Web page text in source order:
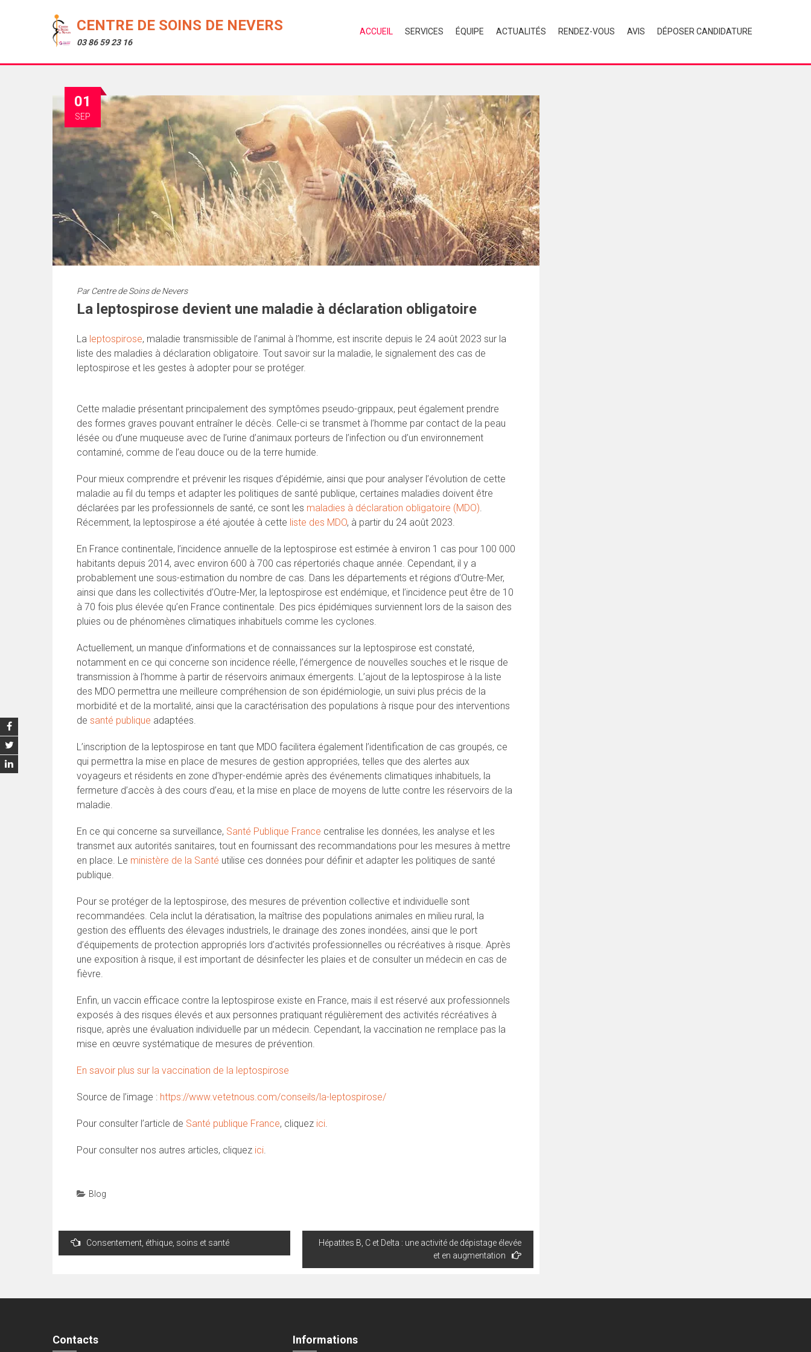
CENTRE DE SOINS DE NEVERS
03 86 59 23 16
ACCUEIL SERVICES ÉQUIPE ACTUALITÉS RENDEZ-VOUS AVIS DÉPOSER CANDIDATURE
01
SEP
ParCentre de Soins de Nevers
La leptospirose devient une maladie à déclaration obligatoire
La leptospirose, maladie transmissible de l’animal à l’homme, est inscrite depuis le 24 août 2023 sur la
liste des maladies à déclaration obligatoire. Tout savoir sur la maladie, le signalement des cas de
leptospirose et les gestes à adopter pour se protéger.
Cette maladie présentant principalement des symptômes pseudo-grippaux, peut également prendre
des formes graves pouvant entraîner le décès. Celle-ci se transmet à l’homme par contact de la peau
lésée ou d’une muqueuse avec de l’urine d’animaux porteurs de l’infection ou d’un environnement
contaminé, comme de l’eau douce ou de la terre humide.
Pour mieux comprendre et prévenir les risques d’épidémie, ainsi que pour analyser l’évolution de cette
maladie au fil du temps et adapter les politiques de santé publique, certaines maladies doivent être
déclarées par les professionnels de santé, ce sont les maladies à déclaration obligatoire (MDO)
Récemment, la leptospirose a été ajoutée à cette liste des MDO, à partir du 24 août 2023.
En France continentale, l’incidence annuelle de la leptospirose est estimée à environ 1 cas pour 100 000
habitants depuis 2014, avec environ 600 à 700 cas répertoriés chaque année. Cependant, il y a
probablement une sous-estimation du nombre de cas. Dans les départements et régions d’Outre-Mer,
ainsi que dans les collectivités d’Outre-Mer, la leptospirose est endémique, et l’incidence peut être de 10
à 70 fois plus élevée qu’en France continentale. Des pics épidémiques surviennent lors de la saison des
pluies ou de phénomènes climatiques inhabituels comme les cyclones.
Actuellement, un manque d’informations et de connaissances sur la leptospirose est constaté,
notamment en ce qui concerne son incidence réelle, l’émergence de nouvelles souches et le risque de
transmission à l’homme à partir de réservoirs animaux émergents. L’ajout de la leptospirose à la liste
des MDO permettra une meilleure compréhension de son épidémiologie, un suivi plus précis de la
morbidité et de la mortalité, ainsi que la caractérisation des populations à risque pour des interventions
de santé publique adaptées.
L’inscription de la leptospirose en tant que MDO facilitera également l’identification de cas groupés, ce
qui permettra la mise en place de mesures de gestion appropriées, telles que des alertes aux
voyageurs et résidents en zone d’hyper-endémie après des événements climatiques inhabituels, la
fermeture d’accès à des cours d’eau, et la mise en place de moyens de lutte contre les réservoirs de la
maladie.
En ce qui concerne sa surveillance, Santé Publique France centralise les données, les analyse et les
transmet aux autorités sanitaires, tout en fournissant des recommandations pour les mesures à mettre
en place. Le ministère de la Santé utilise ces données pour définir et adapter les politiques de santé
publique.
Pour se protéger de la leptospirose, des mesures de prévention collective et individuelle sont
recommandées. Cela inclut la dératisation, la maîtrise des populations animales en milieu rural, la
gestion des effluents des élevages industriels, le drainage des zones inondées, ainsi que le port
d’équipements de protection appropriés lors d’activités professionnelles ou récréatives à risque. Après
une exposition à risque, il est important de désinfecter les plaies et de consulter un médecin en cas de
fièvre.
Enfin, un vaccin efficace contre la leptospirose existe en France, mais il est réservé aux professionnels
exposés à des risques élevés et aux personnes pratiquant régulièrement des activités récréatives à
risque, après une évaluation individuelle par un médecin. Cependant, la vaccination ne remplace pas la
mise en œuvre systématique de mesures de prévention.
En savoir plus sur la vaccination de la leptospirose
Source de l’image : https://www.vetetnous.com/conseils/la-leptospirose/
Pour consulter l’article de Santé publique France, cliquez ici
Pour consulter nos autres articles, cliquez ici
Blog
Navigation
de
Consentement, éthique, soins et santé
Hépatites B, C et Delta : une activité de dépistage élevée
et en augmentation
Contacts Informations